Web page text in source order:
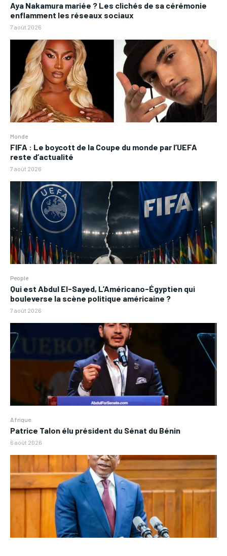
Aya Nakamura mariée ? Les clichés de sa cérémonie
enflamment les réseaux sociaux
7 août 2026
Monde
FIFA : Le boycott de la Coupe du monde par l’UEFA
reste d’actualité
7 août 2026
People
Qui est Abdul El-Sayed, L’Américano-Égyptien qui
bouleverse la scène politique américaine ?
7 août 2026
Afrique
Patrice Talon élu président du Sénat du Bénin
6 août 2026